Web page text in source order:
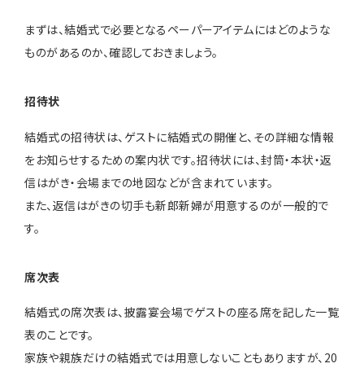
まずは、結婚式で必要となるペーパーアイテムにはどのような
ものがあるのか、確認しておきましょう。
招待状
結婚式の招待状は、ゲストに結婚式の開催と、その詳細な情報
をお知らせするための案内状です。招待状には、封筒・本状・返
信はがき・会場までの地図などが含まれています。
また、返信はがきの切手も新郎新婦が用意するのが一般的で
す。
席次表
結婚式の席次表は、披露宴会場でゲストの座る席を記した一覧
表のことです。
家族や親族だけの結婚式では用意しないこともありますが、20